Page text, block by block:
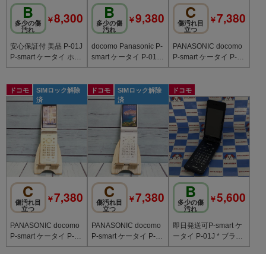
B
多少の傷
汚れ
￥8,300
安心保証付 美品 P-01J
P-smart ケータイ ホワ
イト 中古本体
B
多少の傷
汚れ
￥9,380
docomo Panasonic P-
smart ケータイ P-01J
ブラック 216
C
傷汚れ目
立つ
￥7,380
PANASONIC docomo
P-smart ケータイ P-01
J ゴールド 619
ドコモ
SIMロック解除
済
C
傷汚れ目
立つ
￥7,380
PANASONIC docomo
P-smart ケータイ P-01
J ゴールド 062
ドコモ
SIMロック解除
済
C
傷汚れ目
立つ
￥7,380
PANASONIC docomo
P-smart ケータイ P-01
J ホワイト 345
ドコモ
B
多少の傷
汚れ
￥5,600
即日発送可P-smart ケ
ータイ P-01J * ブラッ
ク docomo